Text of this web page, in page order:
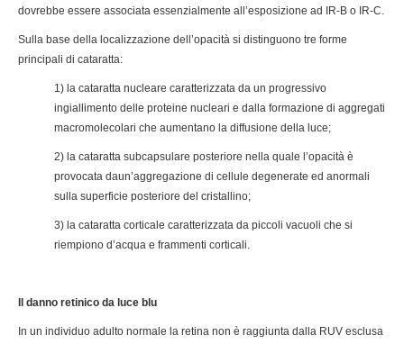
dovrebbe essere associata essenzialmente all’esposizione ad IR-B o IR-C.
Sulla base della localizzazione dell’opacità si distinguono tre forme
principali di cataratta:
1) la cataratta nucleare caratterizzata da un progressivo
ingiallimento delle proteine nucleari e dalla formazione di aggregati
macromolecolari che aumentano la diffusione della luce;
2) la cataratta subcapsulare posteriore nella quale l’opacità è
provocata daun’aggregazione di cellule degenerate ed anormali
sulla superficie posteriore del cristallino;
3) la cataratta corticale caratterizzata da piccoli vacuoli che si
riempiono d’acqua e frammenti corticali.
Il danno retinico da luce blu
In un individuo adulto normale la retina non è raggiunta dalla RUV esclusa